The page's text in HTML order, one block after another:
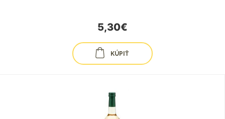
5,30€
KÚPIŤ